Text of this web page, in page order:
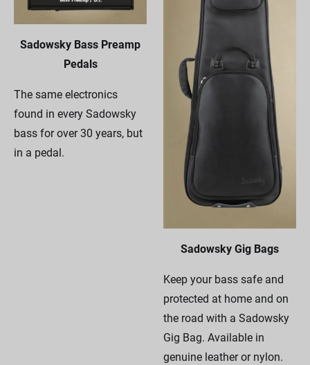
Sadowsky Bass Preamp
Pedals
The same electronics
found in every Sadowsky
bass for over 30 years, but
in a pedal.
Sadowsky Gig Bags
Keep your bass safe and
protected at home and on
the road with a Sadowsky
Gig Bag. Available in
genuine leather or nylon.